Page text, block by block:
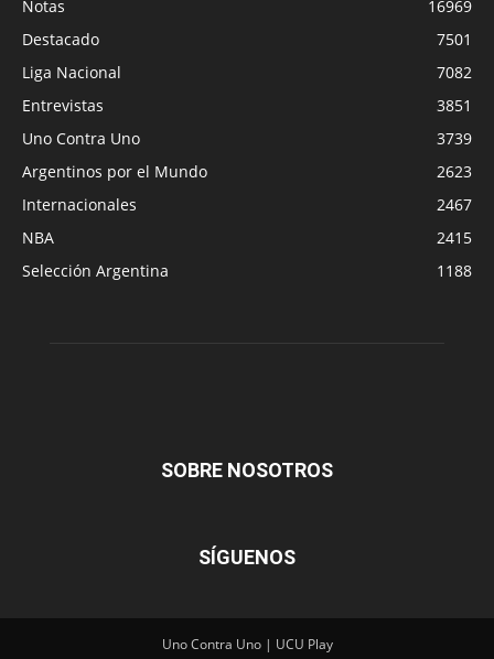
Notas
16969
Destacado
7501
Liga Nacional
7082
Entrevistas
3851
Uno Contra Uno
3739
Argentinos por el Mundo
2623
Internacionales
2467
NBA
2415
Selección Argentina
1188
SOBRE NOSOTROS
SÍGUENOS
Uno Contra Uno | UCU Play